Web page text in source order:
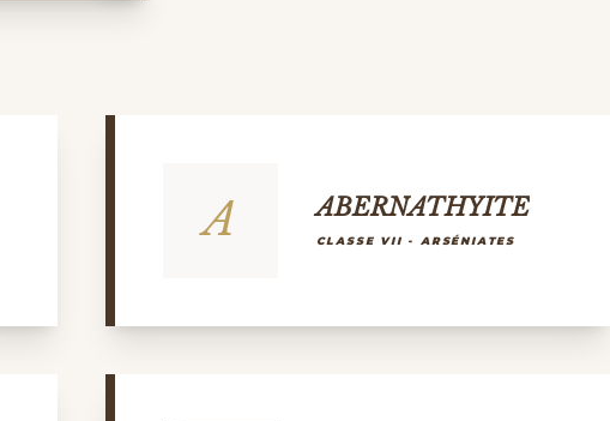
A ABERNATHYITE
CLASSE VII - ARSÉNIATES